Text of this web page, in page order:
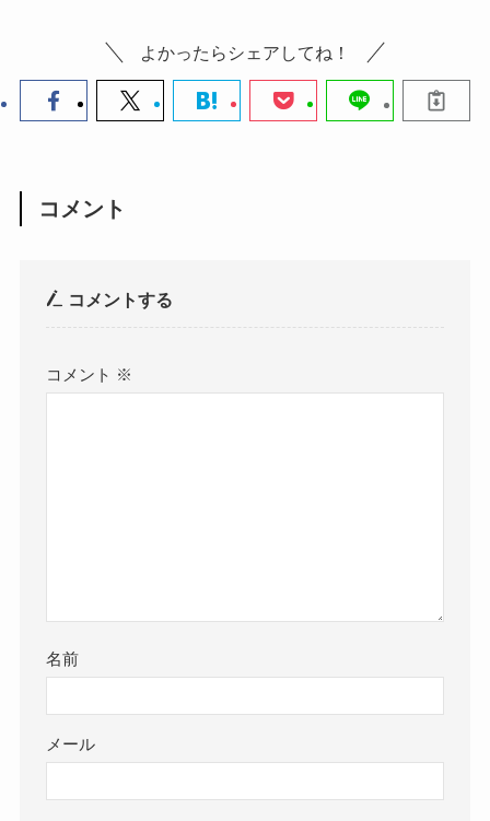
よかったらシェアしてね！
コメント
コメントする
コメント ※
名前
メール